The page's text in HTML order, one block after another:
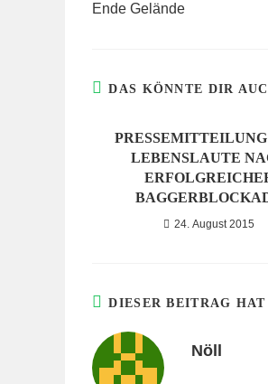
Ende Gelände
DAS KÖNNTE DIR
LEBENSLAUTE
24. August 2015
DIESER BEITRAG
Nöll